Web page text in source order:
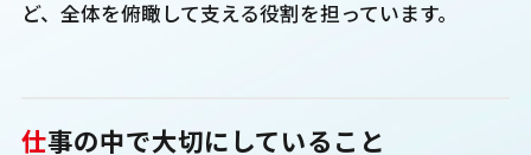
ど、全体を俯瞰して支える役割を担っています。
仕事の中で大切にしていること